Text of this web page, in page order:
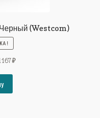
(Westcom)
₽Текущая